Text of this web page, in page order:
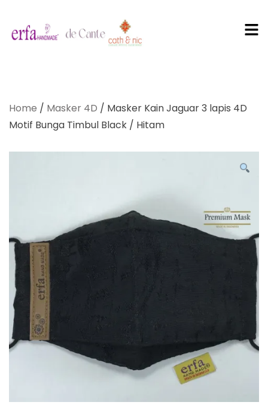
Mandiri
Home / Masker 4D / Masker Kain Jaguar 3 lapis 4D
Motif Bunga Timbul Black / Hitam